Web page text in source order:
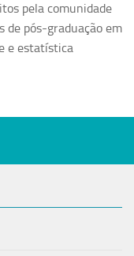
pela comunidade
de pós-graduação em
e estatística